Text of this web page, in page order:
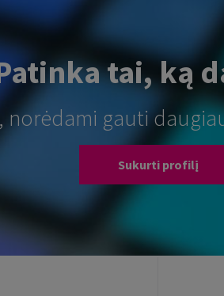
tai, ką
norėdami gauti
Sukurti profilį